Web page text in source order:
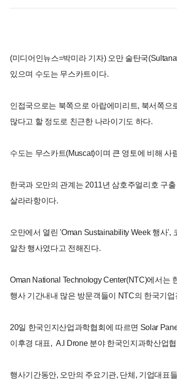
(미디어인뉴스=박미라 기자) 오만 술탄국
있으며 수도는 무스카트이다.
인접국으로는 북쪽으로 아랍에미리트, 북서쪽으
많다고 할 정도로 친근한 나라이기도 하다.
수도는 무스카트(Muscat)이며 큰 영토에 비해
한국과 오만의 관계는 2011년 삼호주얼리호 구
살라라항이다.
오만에서 열린 'Oman Sustainability Week 행사
알찬 행사였다고 전해진다.
Oman National Technology Center(NTC)에서는
행사 기간내내 많은 방문객들이 NTC의 한국기
20일 한국인지산업과학협회에 따르면 Solar
이후경 대표, A.I Drone 분야 한국인지과학산업
행사기간동안, 오만의 주요기관, 단체, 기업대표